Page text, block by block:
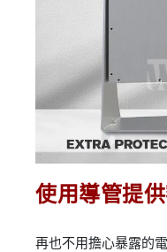
使用導管提
再也不用擔心暴露的